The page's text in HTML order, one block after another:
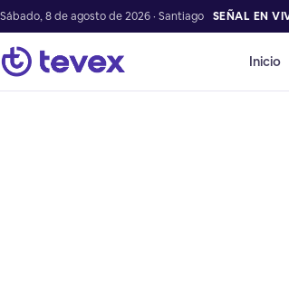
Sábado, 8 de agosto de 2026 · Santiago SEÑAL EN
Inicio